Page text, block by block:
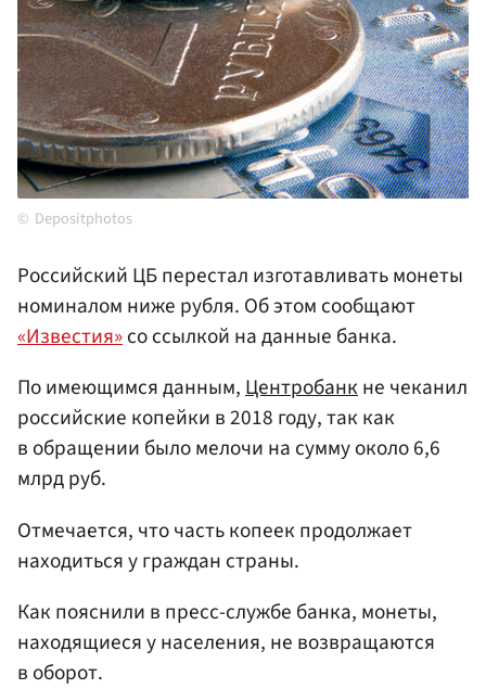
Depositphotos
Российский ЦБ перестал изготавливать монеты
номиналом ниже рубля. Об этом сообщают
«Известия»со ссылкой на данные банка.
По имеющимся данным,Центробанкне чеканил
российские копейки в 2018 году, так как
в обращении было мелочи на сумму около 6,6
млрд руб.
Отмечается, что часть копеек продолжает
находиться у граждан страны.
Как пояснили в пресс-службе банка, монеты,
находящиеся у населения, не возвращаются
в оборот.